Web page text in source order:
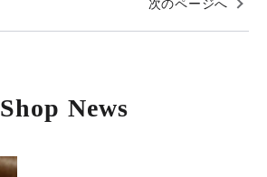
次のページへ
Shop News